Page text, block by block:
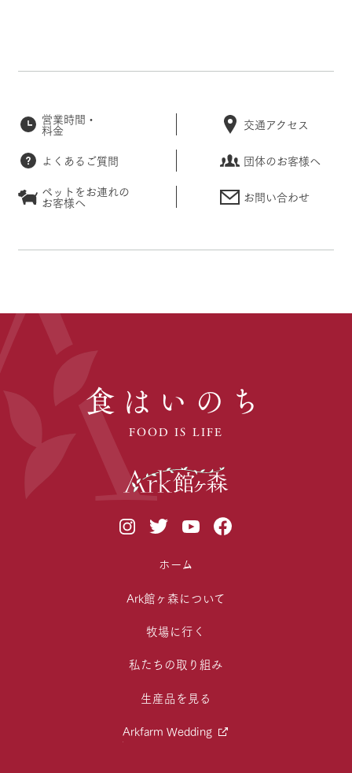
営業時間・
料金 交通アクセス
よくあるご質問
団体のお客様へ
ペットをお連れの
お客様へ お問い合わせ
食はいのち
FOOD IS LIFE
ホーム
Ark館ヶ森について
牧場に行く
私たちの取り組み
生産品を見る
Arkfarm Wedding